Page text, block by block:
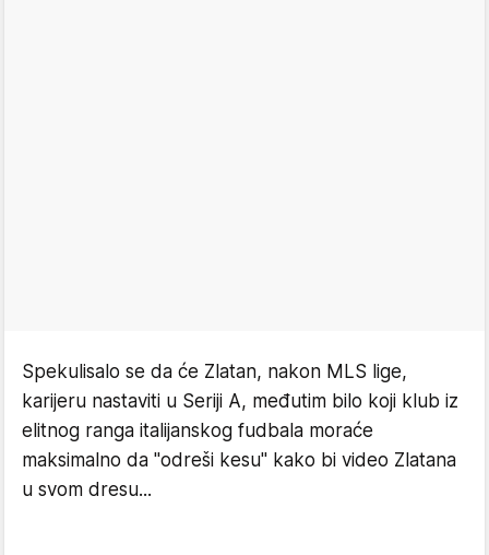
Spekulisalo se da će Zlatan, nakon MLS lige,
karijeru nastaviti u Seriji A, međutim bilo koji klub iz
elitnog ranga italijanskog fudbala moraće
maksimalno da ''odreši kesu'' kako bi video Zlatana
u svom dresu...